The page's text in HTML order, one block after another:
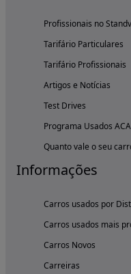
Profissionais no
Tarifário Particulares
Tarifário Profissionais
Artigos e Notícias
Test Drives
Programa Usados
Quanto vale o seu
Informações
Carros usados por
Carros usados mais
Carros Novos
Carreiras